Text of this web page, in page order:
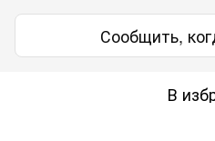
Сообщить,
В